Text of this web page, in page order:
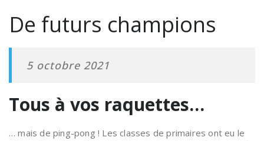
De futurs champions
5 octobre 2021
Tous à vos raquettes…
… mais de ping-pong ! Les classes de primaires ont eu le